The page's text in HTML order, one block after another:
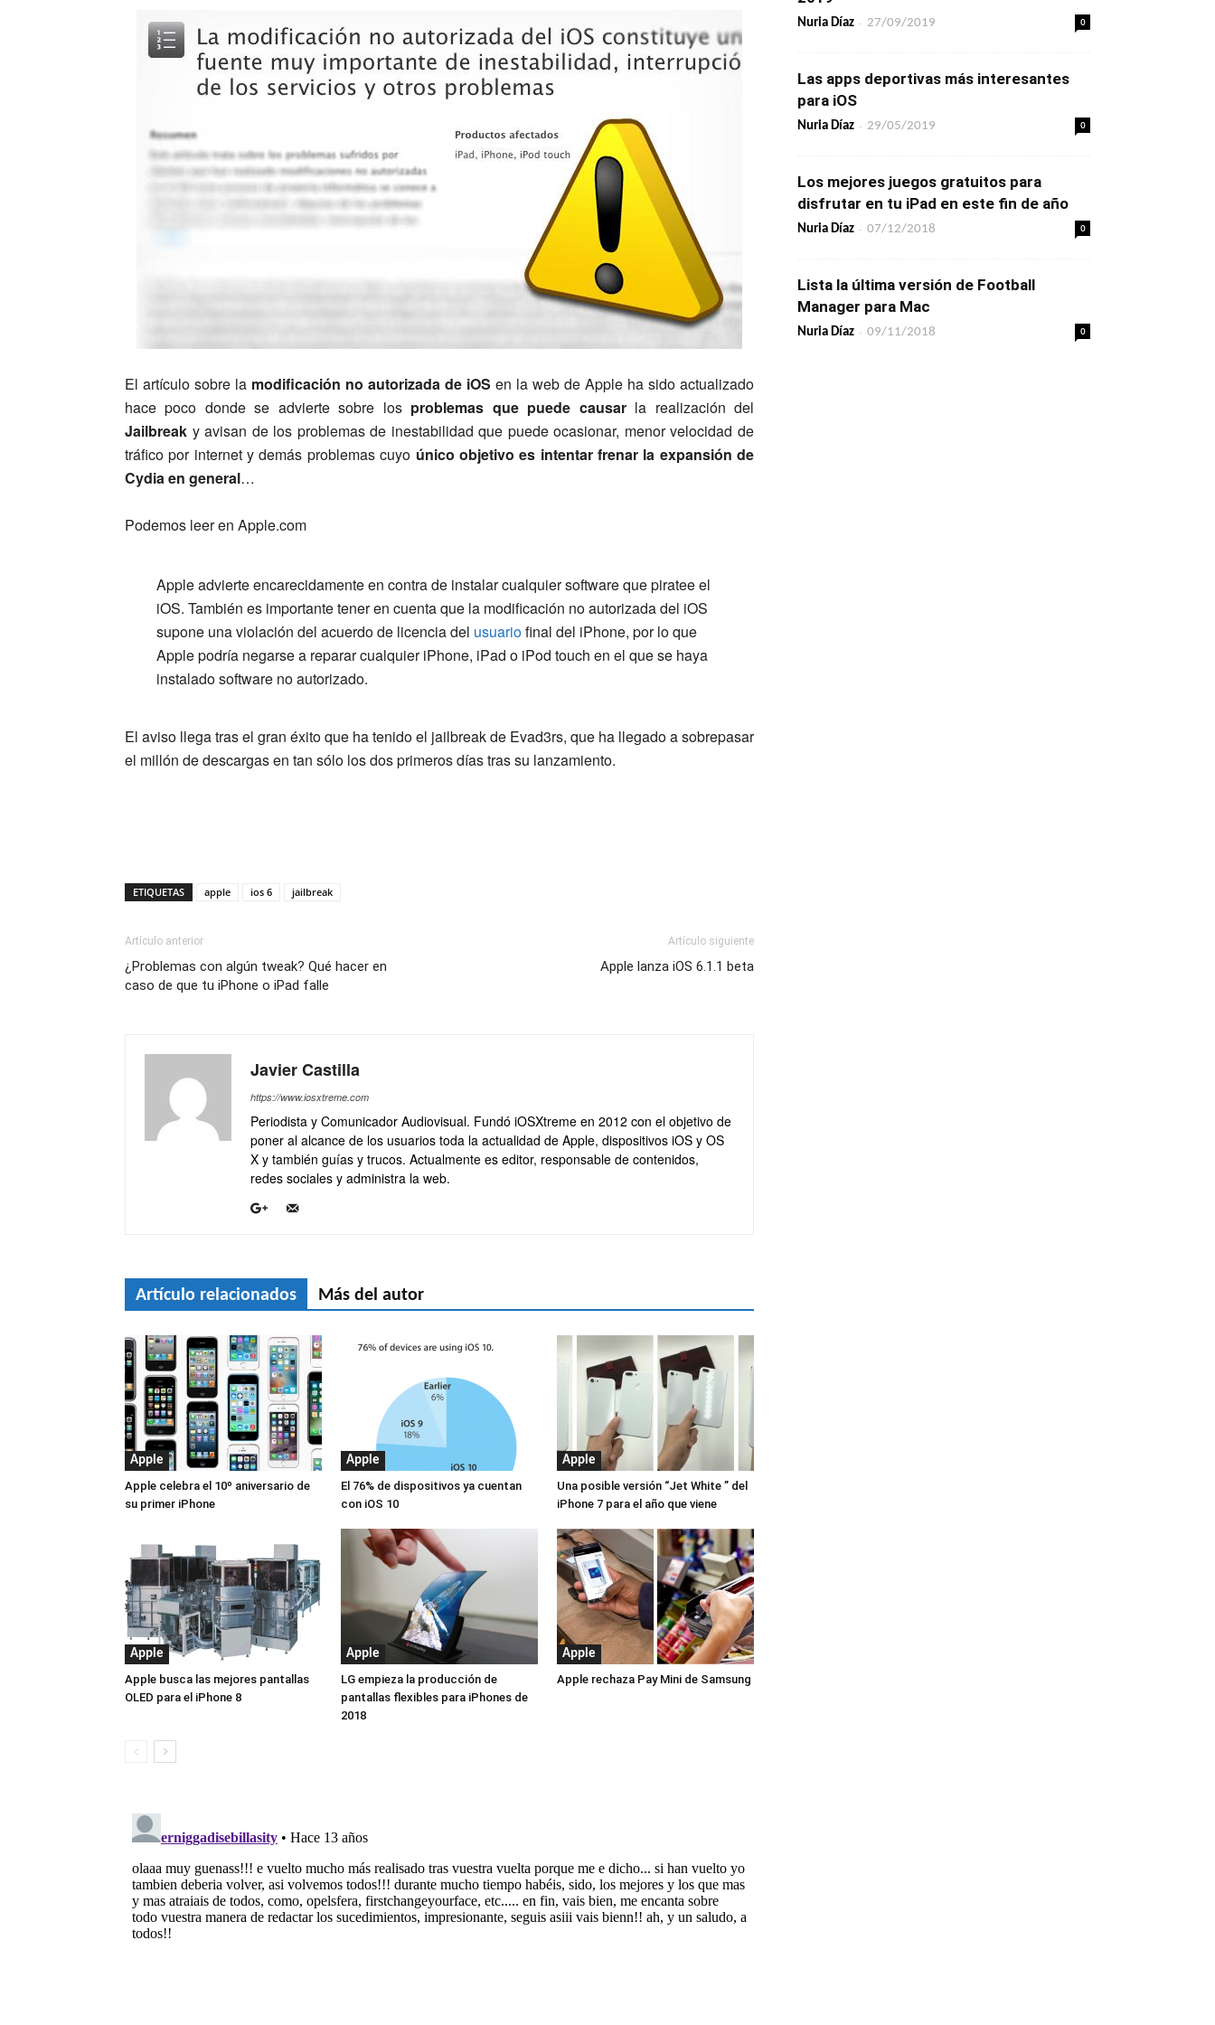
El artículo sobre la modificación no autorizada de iOS en la web de Apple ha sido actualizado
hace poco donde se advierte sobre losproblemas que puede causarla realización del
Jailbreak y avisan de los problemas de inestabilidad que puede ocasionar, menor velocidad de
tráfico por internet y demás problemas cuyo único objetivo es intentar frenar la expansión de
Cydia en general…
Podemos leer en Apple.com
Apple advierte encarecidamente en contra de instalar cualquier software que piratee el
iOS. También es importante tener en cuenta que la modificación no autorizada del iOS
supone una violación del acuerdo de licencia del usuariofinal del iPhone, por lo que
Apple podría negarse a reparar cualquier iPhone, iPad o iPod touch en el que se haya
instalado software no autorizado.
El aviso llega tras el gran éxito que ha tenido el jailbreak de Evad3rs, que ha llegado a sobrepasar
el millón de descargas en tan sólo los dos primeros días tras su lanzamiento.
ETIQUETAS apple ios 6 jailbreak
Artículo anterior
¿Problemas con algún tweak? Qué hacer en
caso de que tu iPhone o iPad falle
Artículo siguiente
Apple lanza iOS 6.1.1 beta
Javier Castilla
https://www.iosxtreme.com
Periodista y Comunicador Audiovisual. Fundó iOSXtreme en 2012 con el objetivo de
poner al alcance de los usuarios toda la actualidad de Apple, dispositivos iOS y OS
X y también guías y trucos. Actualmente es editor, responsable de contenidos,
redes sociales y administra la web.
Artículo relacionados Más del autor
Apple
Apple celebra el 10º aniversario de
su primer iPhone
Apple
El 76% de dispositivos ya cuentan
con iOS 10
Apple
Una posible versión “Jet White ” del
iPhone 7 para el año que viene
Apple
Apple busca las mejores pantallas
OLED para el iPhone 8
Apple
LG empieza la producción de
pantallas flexibles para iPhones de
2018
Apple
Apple rechaza Pay Mini de Samsung
Nuria Díaz - 27/09/2019 0
Las apps deportivas más interesantes
para iOS
Nuria Díaz - 29/05/2019 0
Los mejores juegos gratuitos para
disfrutar en tu iPad en este fin de año
Nuria Díaz - 07/12/2018 0
Lista la última versión de Football
Manager para Mac
Nuria Díaz - 09/11/2018 0